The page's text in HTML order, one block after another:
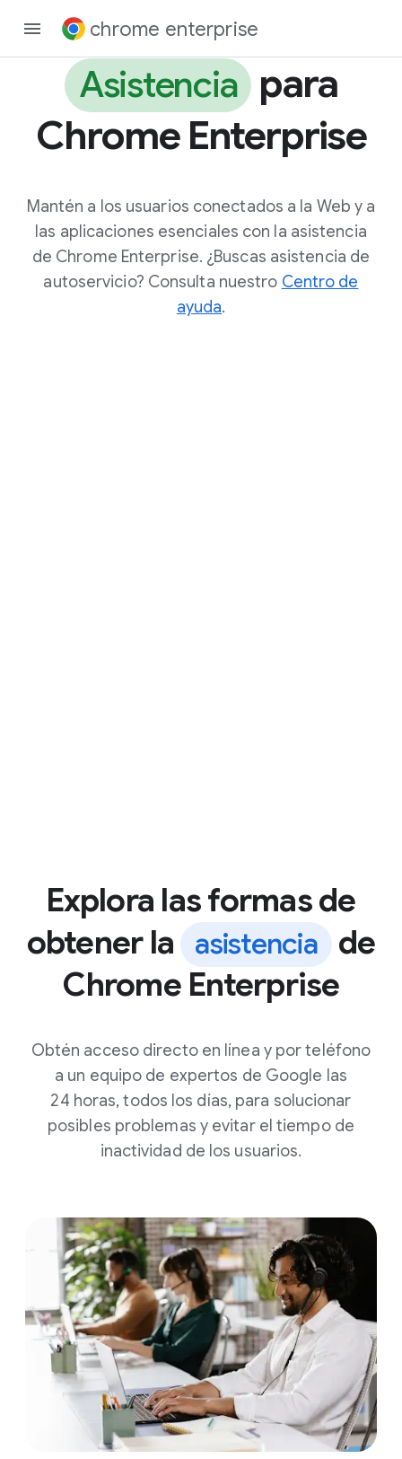
chrome enterprise
Asistencia para
Chrome Enterprise
Mantén a los usuarios conectados a la Web y a
las aplicaciones esenciales con la asistencia
de Chrome Enterprise. ¿Buscas asistencia de
autoservicio? Consulta nuestro Centro de
ayuda.
Explora las formas de
obtener la
asistencia
de
Chrome Enterprise
Obtén acceso directo en línea y por teléfono
a un equipo de expertos de Google las
24 horas, todos los días, para solucionar
posibles problemas y evitar el tiempo de
inactividad de los usuarios.